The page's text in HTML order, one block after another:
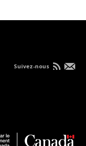
Suivez-nous